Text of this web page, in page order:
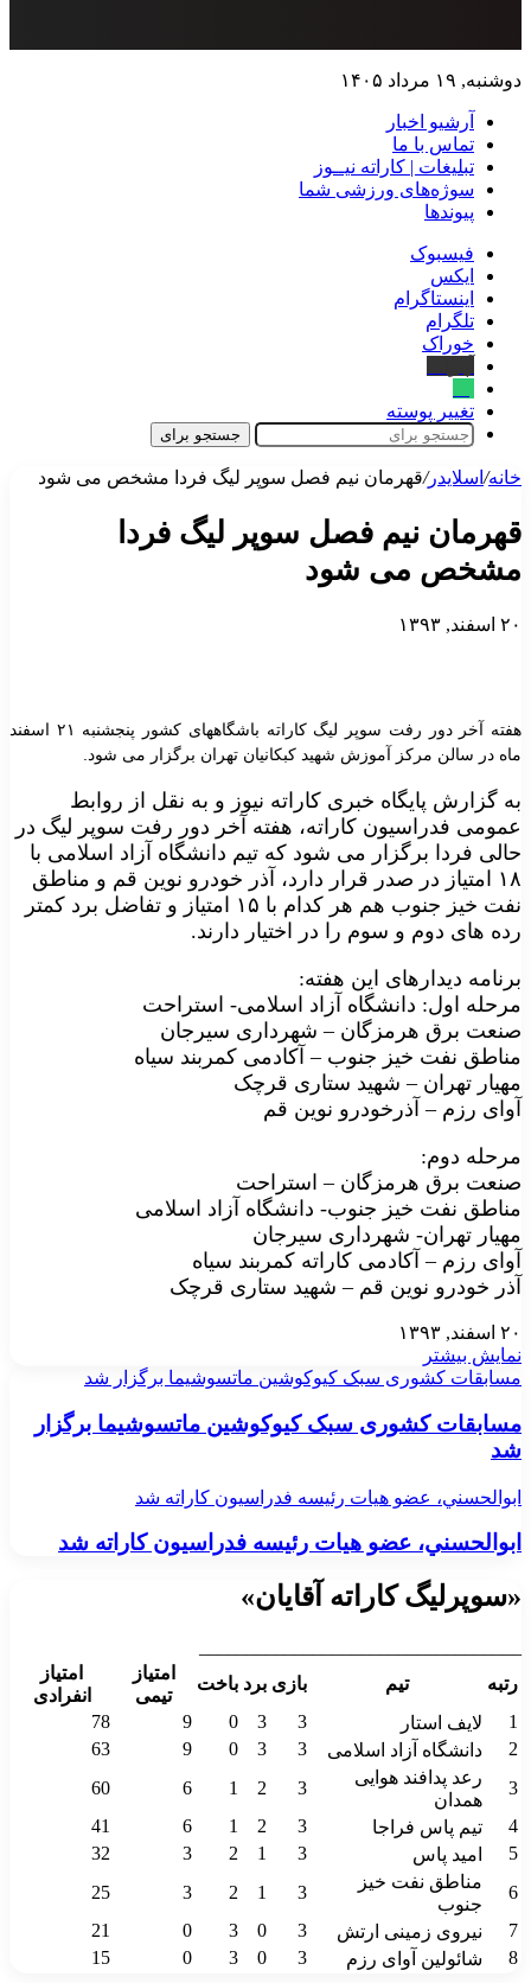
دوشنبه, ۱۹ مرداد ۱۴۰۵
آرشیو اخبار
تماس‌ با‌ ما
تبلیغات | کاراته نیــوز
سوژه‌های ورزشی شما
پیوندها
فیسبوک
ایکس
اینستاگرام
تلگرام
خوراک
تغییر پوسته
جستجو برای
خانه/ اسلایدر/قهرمان نیم فصل سوپر لیگ فردا مشخص می شود
قهرمان نیم فصل سوپر لیگ فردا
مشخص می شود
۲۰ اسفند, ۱۳۹۳
هفته آخر دور رفت سوپر لیگ کاراته باشگاههای کشور پنجشنبه ۲۱ اسفند
ماه در سالن مرکز آموزش شهید کبکانیان تهران برگزار می شود.
به گزارش پایگاه خبری کاراته نیوز و به نقل از روابط
عمومی فدراسیون کاراته، هفته آخر دور رفت سوپر لیگ در
حالی فردا برگزار می شود که تیم دانشگاه آزاد اسلامی با
۱۸ امتیاز در صدر قرار دارد، آذر خودرو نوین قم و مناطق
نفت خیز جنوب هم هر کدام با ۱۵ امتیاز و تفاضل برد کمتر
رده های دوم و سوم را در اختیار دارند.
برنامه دیدارهای این هفته:
مرحله اول: دانشگاه آزاد اسلامی- استراحت
صنعت برق هرمزگان – شهرداری سیرجان
مناطق نفت خیز جنوب – آکادمی کمربند سیاه
مهیار تهران – شهید ستاری قرچک
آوای رزم – آذرخودرو نوین قم
مرحله دوم:
صنعت برق هرمزگان – استراحت
مناطق نفت خیز جنوب- دانشگاه آزاد اسلامی
مهیار تهران- شهرداری سیرجان
آوای رزم – آکادمی کاراته کمربند سیاه
آذر خودرو نوین قم – شهید ستاری قرچک
۲۰ اسفند, ۱۳۹۳
نمایش بیشتر
مسابقات کشوری سبک کیوکوشین ماتسوشیما برگزار شد
مسابقات کشوری سبک کیوکوشین ماتسوشیما برگزار
شد
ابوالحسني، عضو هيات رئيسه فدراسيون كاراته شد
ابوالحسني، عضو هيات رئيسه فدراسيون كاراته شد
«سوپرلیگ کاراته آقایان»
رتبه
تیم بازی برد باخت
امتیاز
تیمی
امتیاز
انفرادی
1
لایف استار 3
3
0
9
78
2
دانشگاه آزاد اسلامی 3
3
0
9
63
3
رعد پدافند هوایی
همدان
3
2
1
6
60
4
تیم پاس فراجا 3
2
1
6
41
5
امید پاس 3
1
2
3
32
6
مناطق نفت خیز
جنوب
3
1
2
3
25
7
نیروی زمینی ارتش 3
0
3
0
21
8
شائولین آوای رزم 3
0
3
0
15